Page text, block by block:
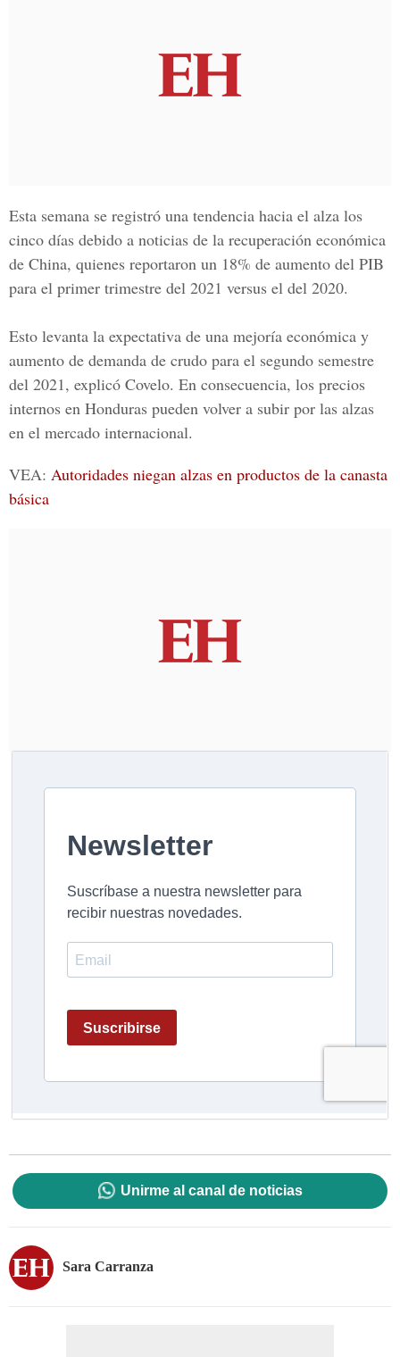
Esta semana se registró una tendencia hacia el alza los
cinco días debido a noticias de la recuperación económica
de China, quienes reportaron un 18% de aumento del PIB
para el primer trimestre del 2021 versus el del 2020.
Esto levanta la expectativa de una mejoría económica y
aumento de demanda de crudo para el segundo semestre
del 2021, explicó Covelo. En consecuencia, los precios
internos en Honduras pueden volver a subir por las alzas
en el mercado internacional.
VEA: Autoridades niegan alzas en productos de la canasta
básica
Unirme al canal de noticias
Sara Carranza